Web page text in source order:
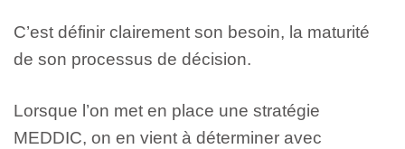
C’est définir clairement son besoin, la maturité
de son processus de décision.
Lorsque l’on met en place une stratégie
MEDDIC, on en vient à déterminer avec